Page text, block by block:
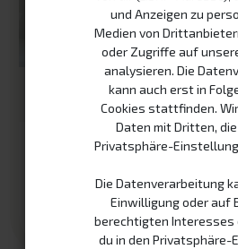
58,8 V
Rent from 10.00 €
und Anzeigen zu
Medien von
oder Zugriffe auf
analysieren. Die
kann auch erst in
Cookies stattfinden.
Daten mit Dritten,
Privatsphäre-
Die Datenverarbeitung
Einwilligung oder auf
berechtigten Interesses
du in den Privatsphäre-